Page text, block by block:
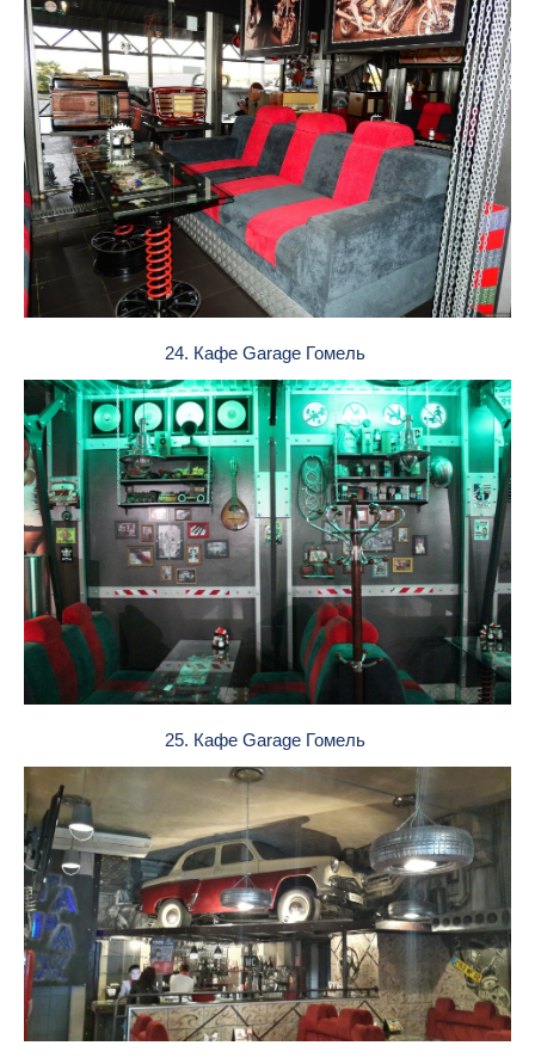
24. Кафе Garage Гомель
25. Кафе Garage Гомель